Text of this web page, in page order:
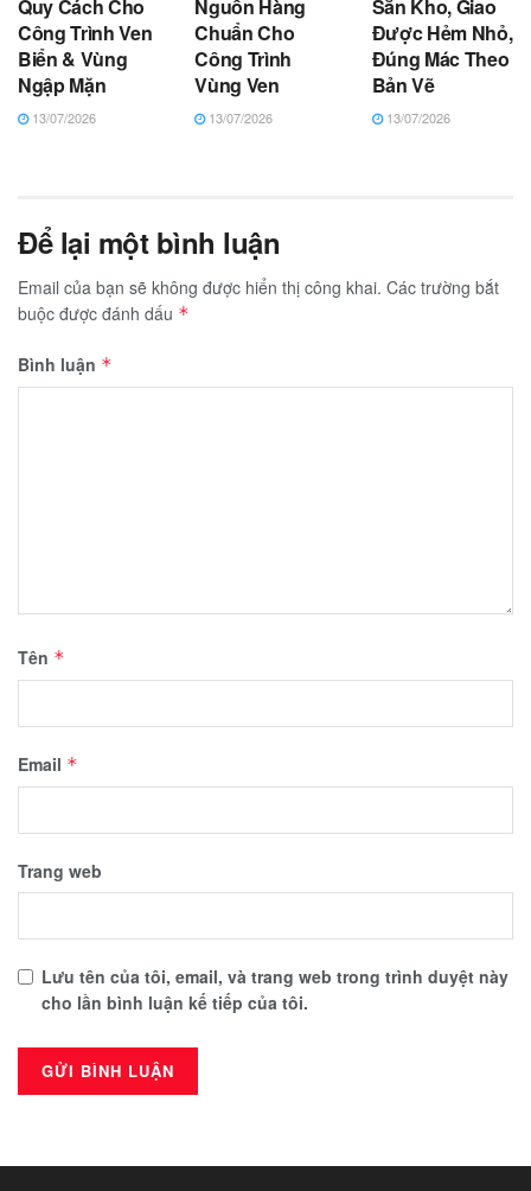
Quy Cách Cho
Công Trình Ven
Biển & Vùng
Ngập Mặn
13/07/2026
Nguồn Hàng
Chuẩn Cho
Công Trình
Vùng Ven
13/07/2026
Sẵn Kho, Giao
Được Hẻm Nhỏ,
Đúng Mác Theo
Bản Vẽ
13/07/2026
Để lại một bình luận
Email của bạn sẽ không được hiển thị công khai. Các trường bắt
buộc được đánh dấu *
Bình luận *
Tên *
Email *
Trang web
Lưu tên của tôi, email, và trang web trong trình duyệt này
cho lần bình luận kế tiếp của tôi.